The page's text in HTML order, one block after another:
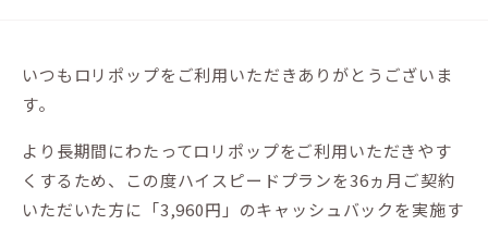
いつもロリポップをご利用いただきありがとうございま
す。
より長期間にわたってロリポップをご利用いただきやす
くするため、この度ハイスピードプランを36ヵ月ご契約
いただいた方に「3,960円」のキャッシュバックを実施す